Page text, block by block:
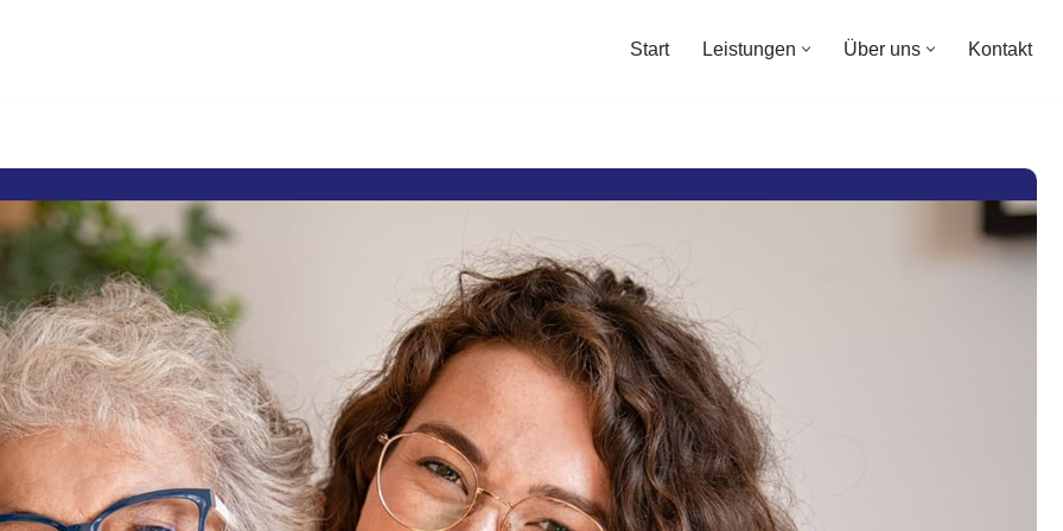
Start Leistungen Über uns Kontakt